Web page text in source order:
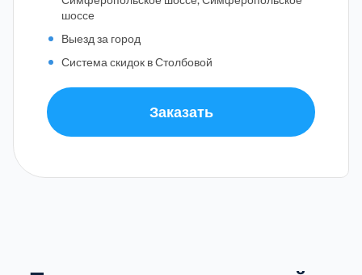
шоссе
Выезд за город
Система скидок в Столбовой
Заказать